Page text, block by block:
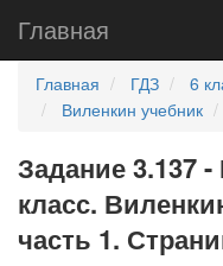
Главная
Главная ГДЗ 6
Виленкин учебник
Задание 3.137
класс.
часть 1.